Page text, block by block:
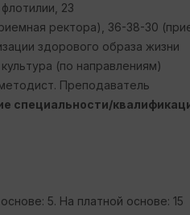
23
ректора), 36-38-30
здорового образа жизни
(по направлениям)
Преподаватель
специальности/
5. На платной основе: 15